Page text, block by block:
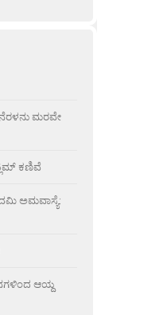
ಮರವೇ
ಕಣಿವೆ
ಅಮವಾಸ್ಯೆ:
ಆಯ್ದ